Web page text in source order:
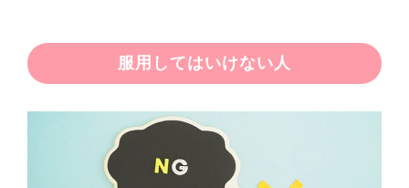
服用してはいけない人